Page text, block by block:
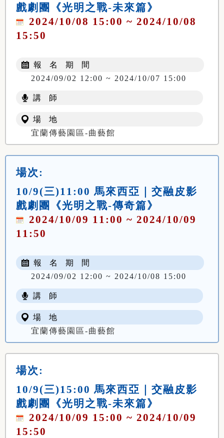
戲劇團《光明之戰-未來篇》
2024/10/08 15:00 ~ 2024/10/08
15:50
報 名 期 間
2024/09/02 12:00 ~ 2024/10/07 15:00
講 師
場 地
宜蘭傳藝園區-曲藝館
場次:
10/9(三)11:00 馬來西亞｜交融皮影
戲劇團《光明之戰-傳奇篇》
2024/10/09 11:00 ~ 2024/10/09
11:50
報 名 期 間
2024/09/02 12:00 ~ 2024/10/08 15:00
講 師
場 地
宜蘭傳藝園區-曲藝館
場次:
10/9(三)15:00 馬來西亞｜交融皮影
戲劇團《光明之戰-未來篇》
2024/10/09 15:00 ~ 2024/10/09
15:50